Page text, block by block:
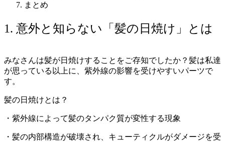
まとめ
1. 意外と知らない「髪の日焼け」とは
みなさんは髪が日焼けすることをご存知でしたか？髪は私達
が思っている以上に、紫外線の影響を受けやすいパーツで
す。
髪の日焼けとは？
・紫外線によって髪のタンパク質が変性する現象
・髪の内部構造が破壊され、キューティクルがダメージを受